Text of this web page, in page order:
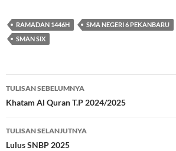
RAMADAN 1446H SMA NEGERI 6 PEKANBARU
SMAN SIX
Navigasi
Tulisan
TULISAN SEBELUMNYA
Khatam Al Quran T.P 2024/2025
TULISAN SELANJUTNYA
Lulus SNBP 2025